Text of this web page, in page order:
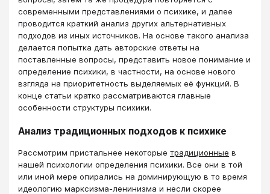
современными представлениями о психике, и далее
проводится краткий анализ других альтернативных
подходов из иных источников. На основе такого анализа
делается попытка дать авторские ответы на
поставленные вопросы, представить новое понимание и
определение психики, в частности, на основе нового
взгляда на приоритетность выделяемых её функций. В
конце статьи кратко рассматриваются главные
особенности структуры психики.
Анализ традиционных подходов к психике
Рассмотрим пристальнее некоторые традиционные в
нашей психологии определения психики. Все они в той
или иной мере опирались на доминирующую в то время
идеологию марксизма-ленинизма и несли скорее